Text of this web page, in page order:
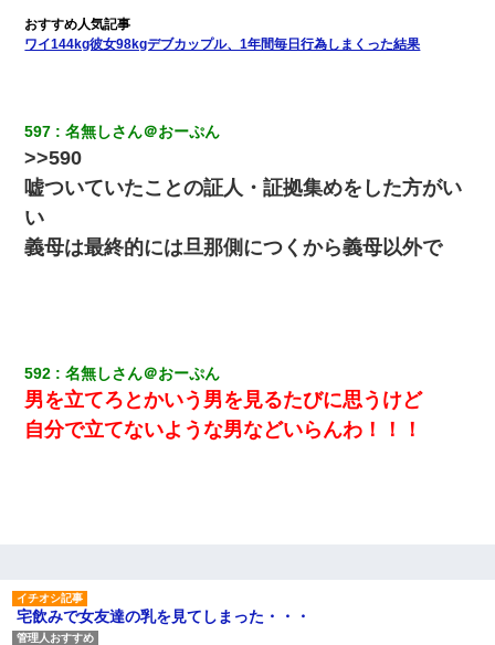
友人とふたりで山口に旅行した時の事。レンタカーを借りて山の
中の道を走っていたら、突然ガガッ！って音がして…
嫁「本当に身に覚えがない」「なにかの間違いだ！取り違え
だ！」→ 嫁「あっ」
高1のとき男に襲われ、不妊の叔母に頼まれて出産。→叔母夫婦が
養子縁組してアメリカに子供を連れ帰った。→9・11で叔母夫婦が
亡くなってしまい…
私「結婚やめるわ」 婚約者「え？なんでなんで？」 → 放置した
結果…｜生活｜ワロタあんてな
元夫の連れ子「俺の結婚式の時くらい、母親としての責任を果た
そうとは思わないのか！」→どうも連れ子は…
ワイ144kg彼女98kgデブカップル、1年間毎日行為しまくった結果
597 名無しさん＠おーぷん
>>590
嘘ついていたことの証人・証拠集めをした方がい
い
義母は最終的には旦那側につくから義母以外で
592 名無しさん＠おーぷん
男を立てろとかいう男を見るたびに思うけど
自分で立てないような男などいらんわ！！！
宅飲みで女友達の乳を見てしまった・・・